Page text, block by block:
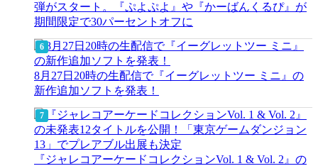
弾がスタート。『ぷよぷよ』や『かーばんくるぴ』が
期間限定で30パーセントオフに
8月27日20時の生配信で『イーグレットツー ミニ』の
新作追加ソフトを発表！
『ジャレコアーケードコレクションVol. 1 & Vol. 2』の